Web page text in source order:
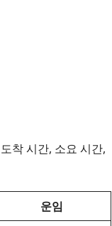
착 시간, 소요 시간,
운임